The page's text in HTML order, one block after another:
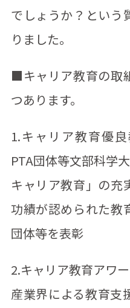
でしょうか？という
りました。
■キャリア教育の取
つあります。
1.キャリア教育優
PTA団体等文部科学
キャリア教育」の充
功績が認められた教
団体等を表彰
2.キャリア教育アワ
産業界による教育支